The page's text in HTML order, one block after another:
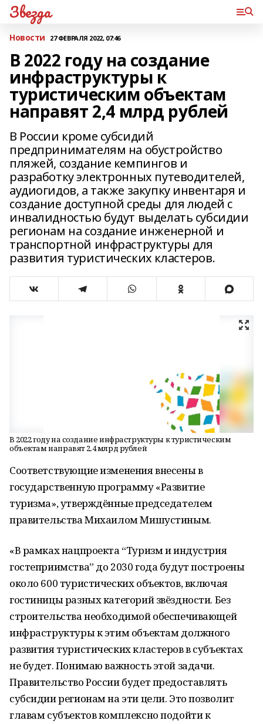
Звезда
Новости 27 ФЕВРАЛЯ 2022, 07:46
В 2022 году на создание
инфраструктуры к
туристическим объектам
направят 2,4 млрд рублей
В России кроме субсидий
предпринимателям на обустройство
пляжей, создание кемпингов и
разработку электронных путеводителей,
аудиогидов, а также закупку инвентаря и
создание доступной среды для людей с
инвалидностью будут выделать субсидии
регионам на создание инженерной и
транспортной инфраструктуры для
развития туристических кластеров.
В 2022 году на создание инфраструктуры к туристическим
объектам направят 2,4 млрд рублей
Соответствующие изменения внесены в
государственную программу «Развитие
туризма», утверждённые председателем
правительства Михаилом Мишустиным.
«В рамках нацпроекта “Туризм и индустрия
гостеприимства” до 2030 года будут построены
около 600 туристических объектов, включая
гостиницы разных категорий звёздности. Без
строительства необходимой обеспечивающей
инфраструктуры к этим объектам должного
развития туристических кластеров в субъектах
не будет. Понимаю важность этой задачи.
Правительство России будет предоставлять
субсидии регионам на эти цели. Это позволит
главам субъектов комплексно подойти к